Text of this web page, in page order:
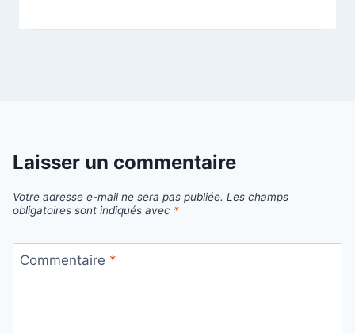
Laisser un commentaire
Votre adresse e-mail ne sera pas publiée. Les champs
obligatoires sont indiqués avec *
Commentaire *